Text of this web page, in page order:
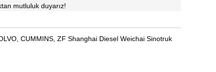
mutluluk duyarız!
CUMMINS, ZF Shanghai Diesel Weichai Sinotruk